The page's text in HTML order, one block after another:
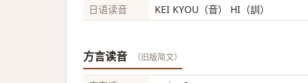
日语读音
KEI KYOU（音） HI（訓）
方言读音 （旧版简文）